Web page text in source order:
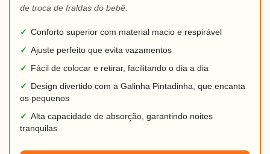
de troca de fraldas do bebê.
✓ Conforto superior com material macio e respirável
✓ Ajuste perfeito que evita vazamentos
✓
Fácil de colocar e retirar, facilitando o dia a dia
✓
Design divertido com a Galinha Pintadinha, que encanta
os pequenos
✓ Alta capacidade de absorção, garantindo noites
tranquilas